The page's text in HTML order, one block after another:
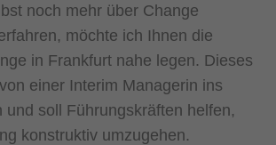
noch mehr über Change
möchte ich Ihnen die
in Frankfurt nahe legen. Dieses
einer Interim Managerin ins
und soll Führungskräften helfen,
konstruktiv umzugehen.